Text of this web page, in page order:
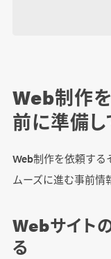
動作環境の
3. 公開フェー
リリース
【公開フェ
最新のWeb制
Web制作
前に準備
Web制作を依頼する
ムーズに進む事前情
Webサイト
る